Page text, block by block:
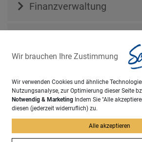
Finanzverwaltung
Wir brauchen Ihre Zustimmung
Wir verwenden Cookies und ähnliche
Nutzungsanalyse, zur Optimierung dieser Seite
Notwendig & Marketing Indem Sie "Alle
diesen (jederzeit widerruflich) zu.
Alle akzeptieren